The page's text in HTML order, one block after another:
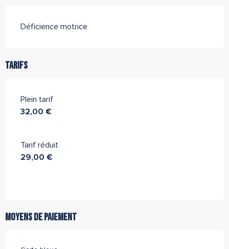
Déficience motrice
Tarifs
Plein tarif
32,00 €
Tarif réduit
29,00 €
Moyens de paiement